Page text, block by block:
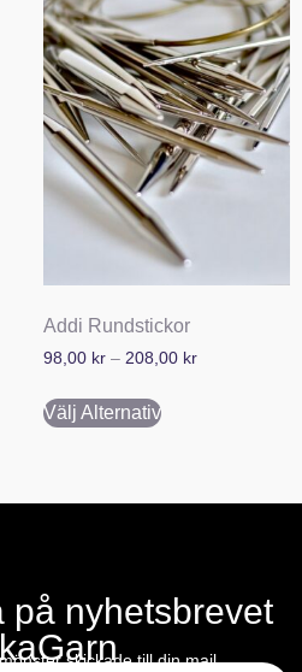
Addi Rundstickor
98,00 kr – 208,00 kr
Välj Alternativ
på nyhetsbrevet
skickade till din mail